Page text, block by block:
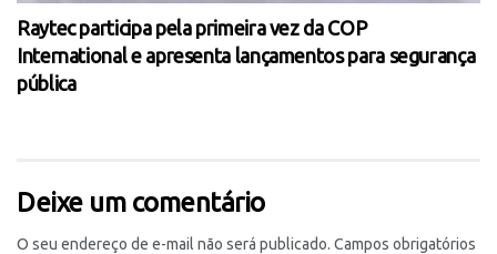
Raytec participa pela primeira vez da COP
International e apresenta lançamentos para segurança
pública
Deixe um comentário
O seu endereço de e-mail não será publicado. Campos obrigatórios